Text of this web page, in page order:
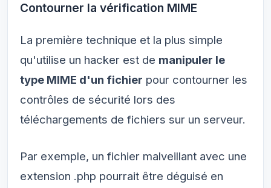
Contourner la vérification MIME
La première technique et la plus simple
qu'utilise un hacker est de manipuler le
type MIME d'un fichier pour contourner les
contrôles de sécurité lors des
téléchargements de fichiers sur un serveur.
Par exemple, un fichier malveillant avec une
extension .php pourrait être déguisé en